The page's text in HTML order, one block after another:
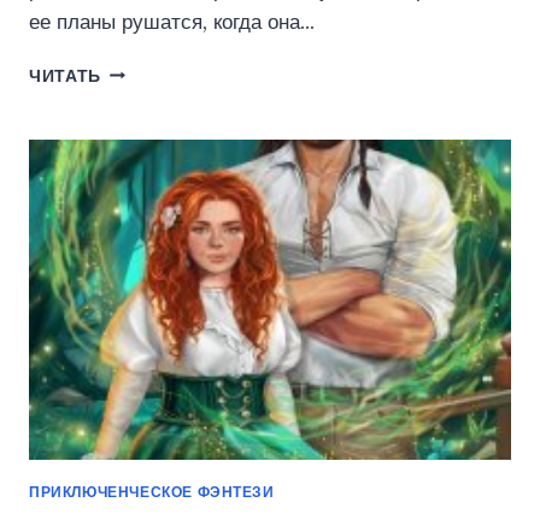
ее планы рушатся, когда она…
ЧИТАТЬ МАГИ
ШЕПОТ
КАМНЕЙ
(АННА
ШВЫРКОВА)
ПРИКЛЮЧЕНЧЕСКОЕ ФЭНТЕЗИ